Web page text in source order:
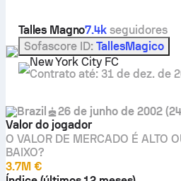
Talles Magno7.4k seguidores
Sofascore ID: TallesMagico
New York City FC
Contrato até: 31 de dez. de
Brazil 26 de junho de 2002 (24
Valor do jogador
O VALOR DE MERCADO É ALTO
BAIXO?
3.7M €